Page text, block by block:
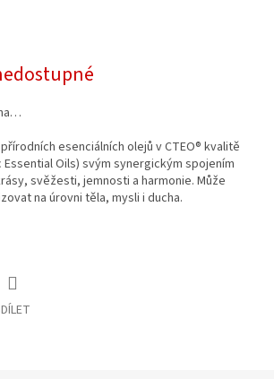
esenciálních olejů v CTEO® kvalitě
Oils) svým synergickým spojením
svěžesti, jemnosti a harmonie. Může
na úrovni těla, mysli i ducha.